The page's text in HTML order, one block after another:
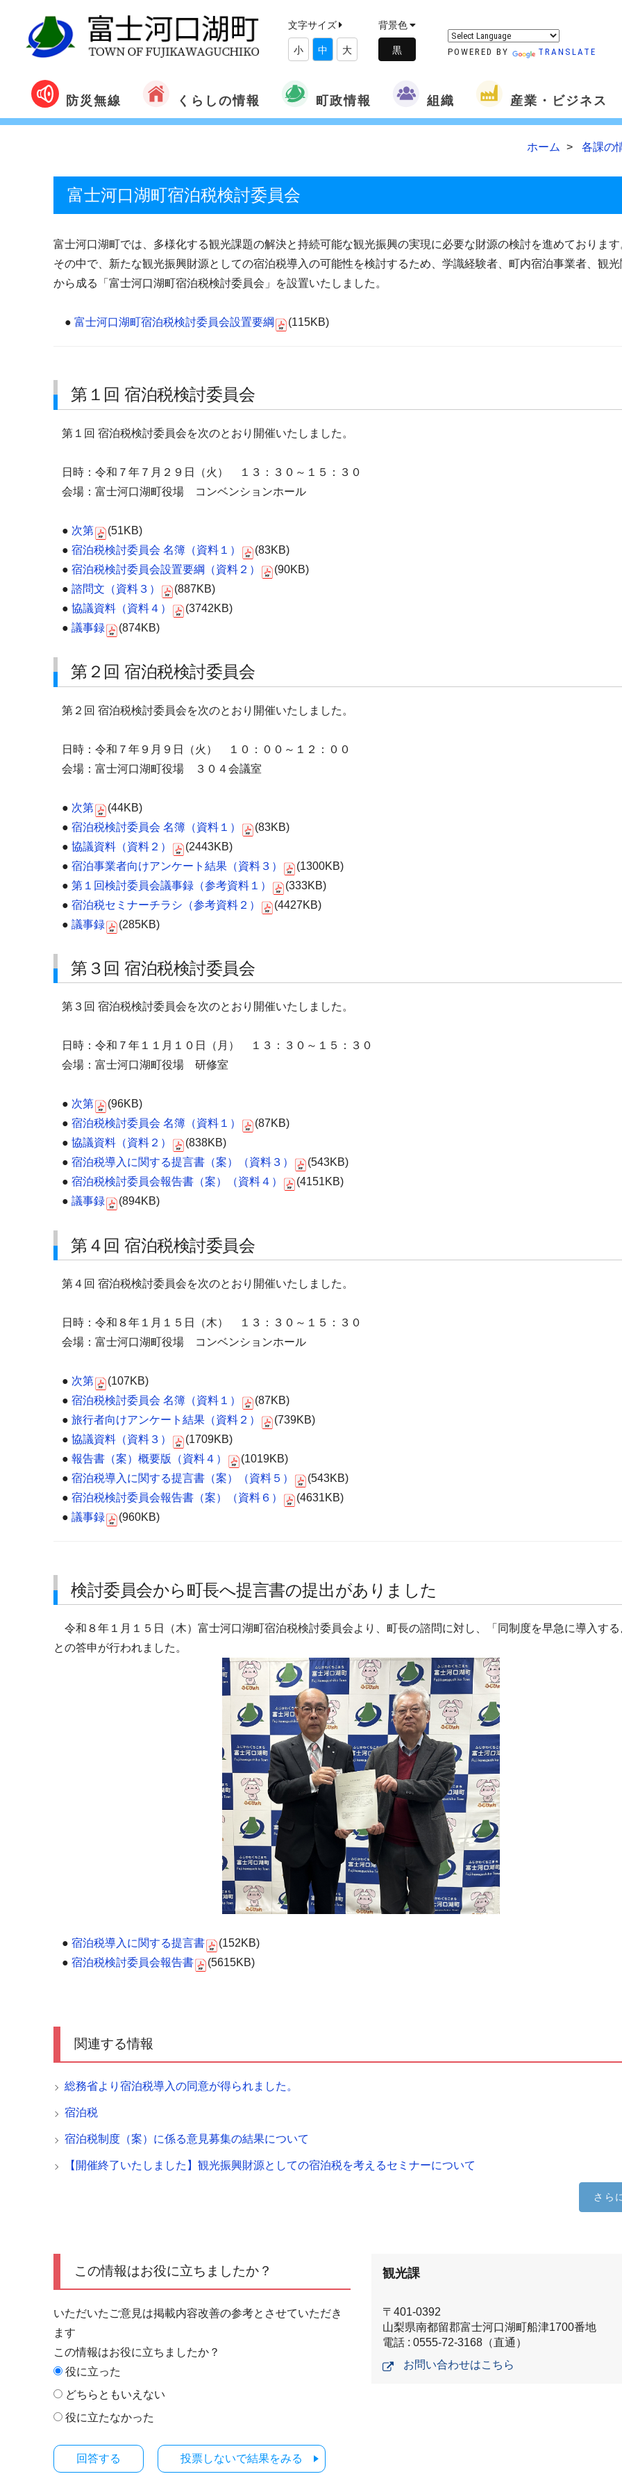
文字サイズ
小 中 大
背景色
POWERED BY TRANSLATE
防災無線 くらしの情報 町政情報 組織 産業・ビジネス
ホーム 各課の
富士河口湖町宿泊税検討委員会
富士河口湖町では、多様化する観光課題の解決と持続可能な観光振興の実現に必要な財源の検討を進めております
その中で、新たな観光振興財源としての宿泊税導入の可能性を検討するため、学識経験者、町内宿泊事業者、観
から成る「富士河口湖町宿泊税検討委員会」を設置いたしました。
● 富士河口湖町宿泊税検討委員会設置要綱 (115KB)
第１回 宿泊税検討委員会
第１回 宿泊税検討委員会を次のとおり開催いたしました。
日時：令和７年７月２９日（火） １３：３０～１５：３０
会場：富士河口湖町役場 コンベンションホール
● 次第
(51KB)
● 宿泊税検討委員会 名簿（資料１）
(83KB)
● 宿泊税検討委員会設置要綱（資料２）
(90KB)
● 諮問文（資料３）
(887KB)
● 協議資料（資料４）
(3742KB)
● 議事録 (874KB)
第２回 宿泊税検討委員会
第２回 宿泊税検討委員会を次のとおり開催いたしました。
日時：令和７年９月９日（火） １０：００～１２：００
会場：富士河口湖町役場 ３０４会議室
● 次第
(44KB)
● 宿泊税検討委員会 名簿（資料１）
(83KB)
● 協議資料（資料２）
(2443KB)
● 宿泊事業者向けアンケート結果（資料３）
(1300KB)
● 第１回検討委員会議事録（参考資料１）
(333KB)
● 宿泊税セミナーチラシ（参考資料２）
(4427KB)
● 議事録 (285KB)
第３回 宿泊税検討委員会
第３回 宿泊税検討委員会を次のとおり開催いたしました。
日時：令和７年１１月１０日（月） １３：３０～１５：３０
会場：富士河口湖町役場 研修室
● 次第
(96KB)
● 宿泊税検討委員会 名簿（資料１）
(87KB)
● 協議資料（資料２）
(838KB)
● 宿泊税導入に関する提言書（案）（資料３）
(543KB)
● 宿泊税検討委員会報告書（案）（資料４）
(4151KB)
● 議事録 (894KB)
第４回 宿泊税検討委員会
第４回 宿泊税検討委員会を次のとおり開催いたしました。
日時：令和８年１月１５日（木） １３：３０～１５：３０
会場：富士河口湖町役場 コンベンションホール
● 次第
(107KB)
● 宿泊税検討委員会 名簿（資料１）
(87KB)
● 旅行者向けアンケート結果（資料２）
(739KB)
● 協議資料（資料３）
(1709KB)
● 報告書（案）概要版（資料４）
(1019KB)
● 宿泊税導入に関する提言書（案）（資料５）
(543KB)
● 宿泊税検討委員会報告書（案）（資料６）
(4631KB)
● 議事録 (960KB)
検討委員会から町長へ提言書の提出がありました
令和８年１月１５日（木）富士河口湖町宿泊税検討委員会より、町長の諮問に対し、「同制度を早急に導入す
との答申が行われました。
● 宿泊税導入に関する提言書
(152KB)
● 宿泊税検討委員会報告書 (5615KB)
関連する情報
総務省より宿泊税導入の同意が得られました。
宿泊税
宿泊税制度（案）に係る意見募集の結果について
【開催終了いたしました】観光振興財源としての宿泊税を考えるセミナーについて
さら
この情報はお役に立ちましたか？
いただいたご意見は掲載内容改善の参考とさせていただき
ます
この情報はお役に立ちましたか？
役に立った
どちらともいえない
役に立たなかった
投票しないで結果をみる
観光課
〒401-0392
山梨県南都留郡富士河口湖町船津1700番地
電話 : 0555-72-3168（直通）
お問い合わせはこちら